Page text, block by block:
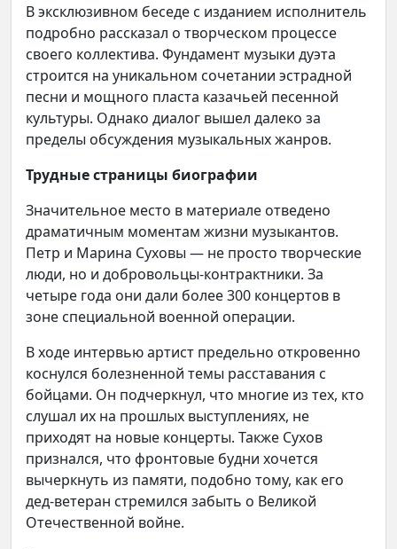
В эксклюзивном беседе с изданием исполнитель
подробно рассказал о творческом процессе
своего коллектива. Фундамент музыки дуэта
строится на уникальном сочетании эстрадной
песни и мощного пласта казачьей песенной
культуры. Однако диалог вышел далеко за
пределы обсуждения музыкальных жанров.
Трудные страницы биографии
Значительное место в материале отведено
драматичным моментам жизни музыкантов.
Петр и Марина Суховы — не просто творческие
люди, но и добровольцы-контрактники. За
четыре года они дали более 300 концертов в
зоне специальной военной операции.
В ходе интервью артист предельно откровенно
коснулся болезненной темы расставания с
бойцами. Он подчеркнул, что многие из тех, кто
слушал их на прошлых выступлениях, не
приходят на новые концерты. Также Сухов
признался, что фронтовые будни хочется
вычеркнуть из памяти, подобно тому, как его
дед-ветеран стремился забыть о Великой
Отечественной войне.